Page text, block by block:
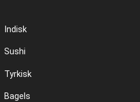
Indisk
Sushi
Tyrkisk
Bagels